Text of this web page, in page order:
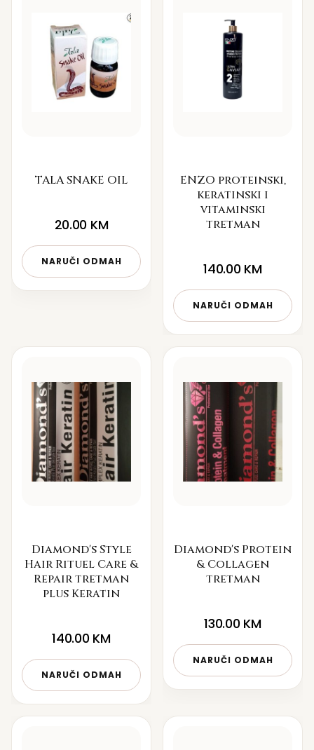
TALA SNAKE OIL
20.00 KM
NARUČI ODMAH
ENZO proteinski,
keratinski i
vitaminski
tretman
140.00 KM
NARUČI ODMAH
Diamond's Style
Hair Rituel Care &
Repair tretman
plus Keratin
140.00 KM
NARUČI ODMAH
Diamond's Protein
& Collagen
tretman
130.00 KM
NARUČI ODMAH